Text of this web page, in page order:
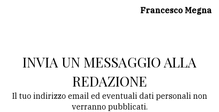
Francesco Megna
INVIA UN MESSAGGIO ALLA
REDAZIONE
Il tuo indirizzo email ed eventuali dati personali non
verranno pubblicati.